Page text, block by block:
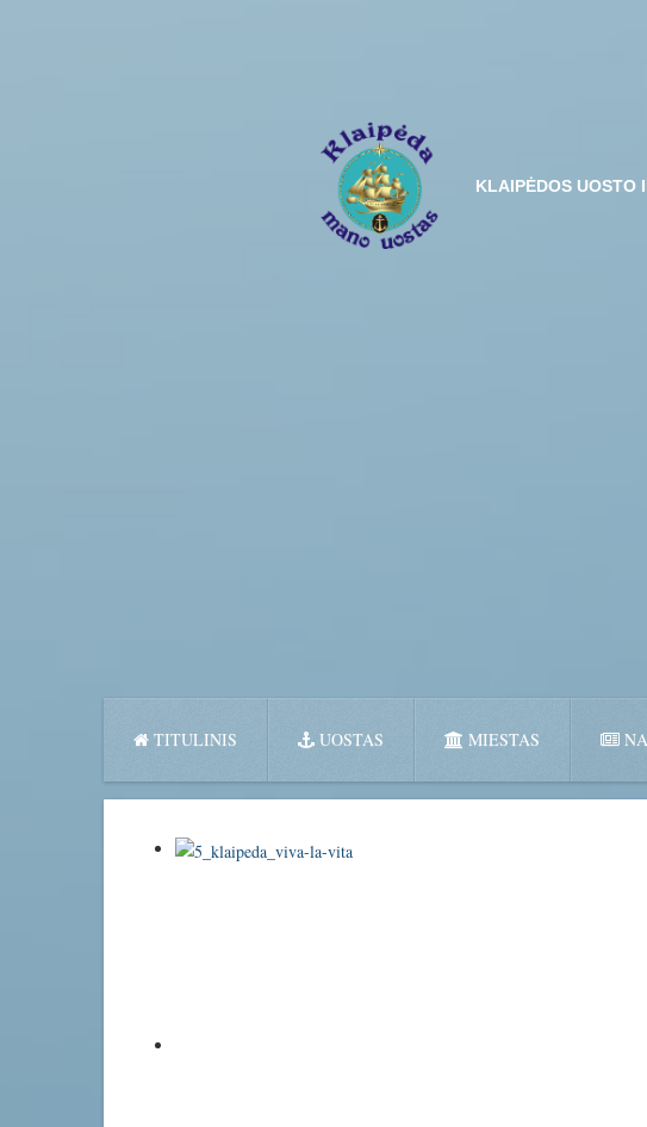
KLAIPĖDOS UOSTO
TITULINIS UOSTAS MIESTAS